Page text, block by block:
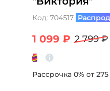
Код: 704517
1 099 ₽ 2 799 ₽
Рассрочка 0% от